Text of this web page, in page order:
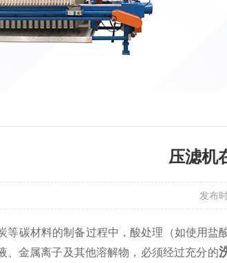
压滤机
发布
材料的制备过程中，酸处理（如使用盐
、金属离子及其他溶解物，必须经过充分的